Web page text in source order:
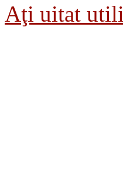
Aţi uitat